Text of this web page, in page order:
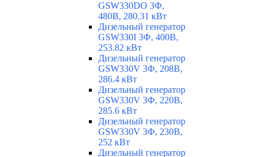
GSW330DO 3Ф,
480В, 280.31 кВт
Дизельный генератор
GSW330I 3Ф, 400В,
253.82 кВт
Дизельный генератор
GSW330V 3Ф, 208В,
286.4 кВт
Дизельный генератор
GSW330V 3Ф, 220В,
285.6 кВт
Дизельный генератор
GSW330V 3Ф, 230В,
252 кВт
Дизельный генератор